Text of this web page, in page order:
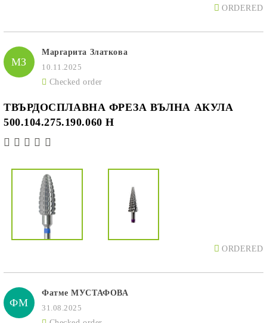
ORDERED
МЗ
Маргарита Златкова
10.11.2025
Checked order
ТВЪРДОСПЛАВНА ФРЕЗА ВЪЛНА АКУЛА
500.104.275.190.060 H
ORDERED
ФМ
Фатме МУСТАФОВА
31.08.2025